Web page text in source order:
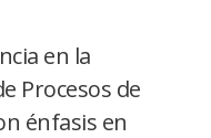
en la
Procesos de
énfasis en